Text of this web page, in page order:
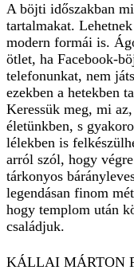
A böjti időszakban
tartalmakat.
modern formái is.
ötlet, ha Facebook-
telefonunkat, nem
ezekben a hetekben
Keressük meg, mi
életünkben, s
lélekben is
arról szól, hogy
tárkonyos
legendásan finom
hogy templom után
családjuk.
KÁLLAI MÁRTON